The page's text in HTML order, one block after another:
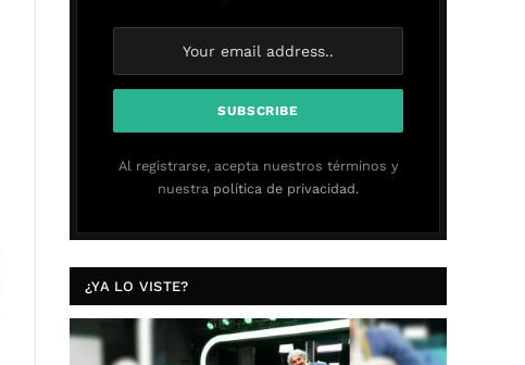
Al registrarse, acepta nuestros términos y
nuestra política de privacidad.
¿YA LO VISTE?